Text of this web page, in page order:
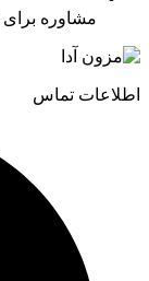
مشاوره
اطلاعات تماس